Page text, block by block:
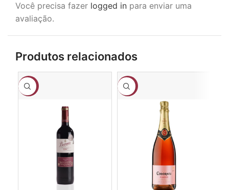
Você precisa fazer logged in para enviar uma
avaliação.
Produtos relacionados
-19% -3%